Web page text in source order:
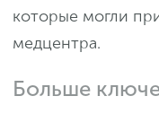
которые могли
медцентра.
Больше